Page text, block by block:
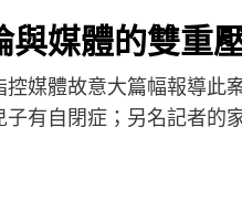
與媒體的雙重
控媒體故意大篇幅報導此
子有自閉症；另名記者的